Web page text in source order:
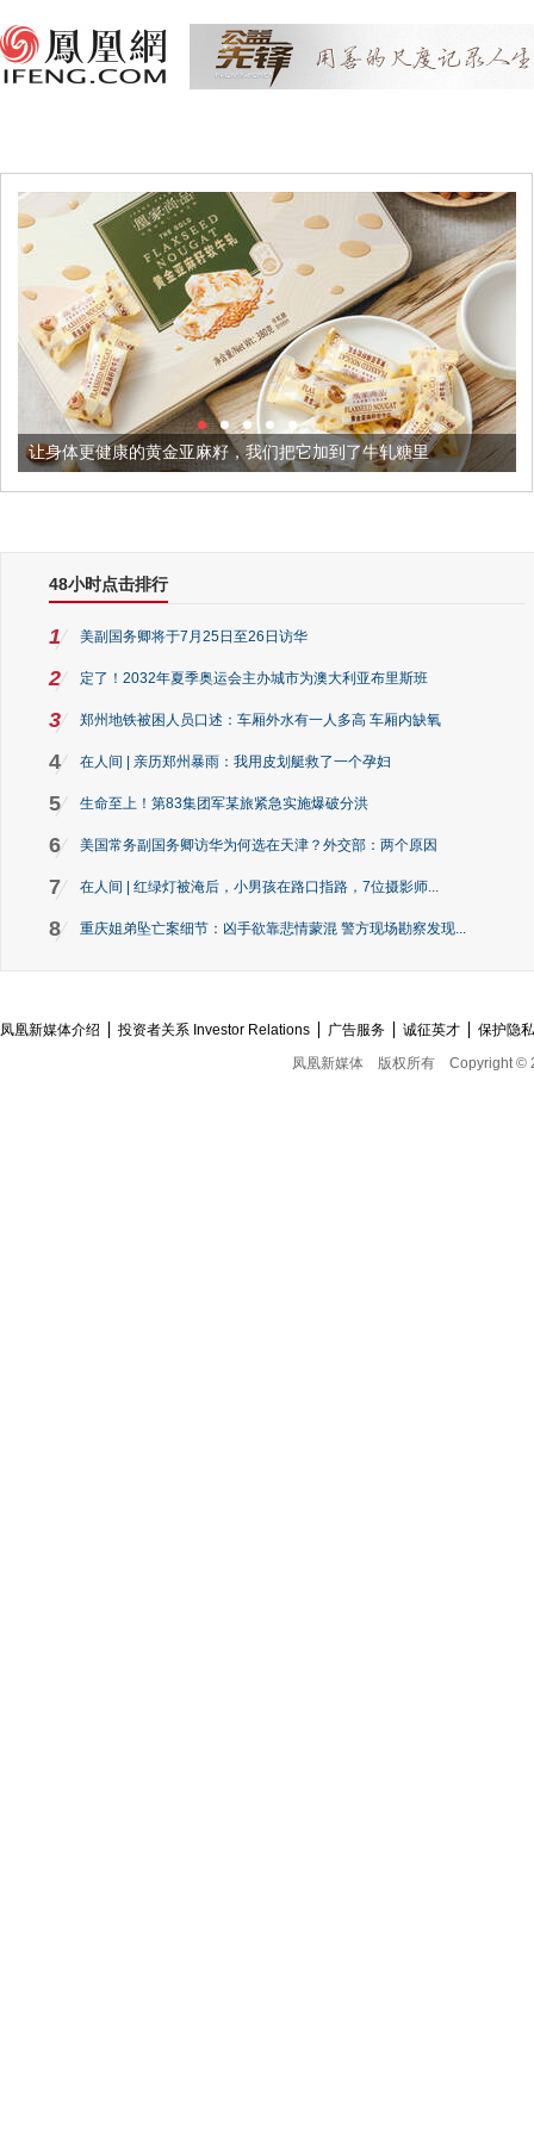
黄金亚麻籽，我们把它加到了牛轧糖里 被列入佛家七宝
48小时点击排行
1 美副国务卿将于7月25日至26日访华
2 定了！2032年夏季奥运会主办城市为澳大利亚布里斯班
3 郑州地铁被困人员口述：车厢外水有一人多高 车厢内缺氧
4 在人间 | 亲历郑州暴雨：我用皮划艇救了一个孕妇
5 生命至上！第83集团军某旅紧急实施爆破分洪
6 美国常务副国务卿访华为何选在天津？外交部：两个原因
7 在人间 | 红绿灯被淹后，小男孩在路口指路，7位摄影师...
8 重庆姐弟坠亡案细节：凶手欲靠悲情蒙混 警方现场勘察发现...
凤凰新媒体介绍 投资者关系 Investor Relations 广告服务 诚征英才
保护隐
凤凰新媒体
版权所有 Copyright ©